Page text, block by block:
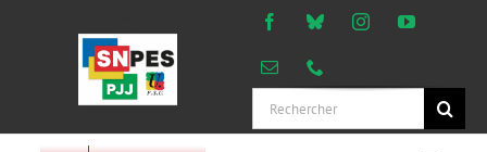
Rechercher: